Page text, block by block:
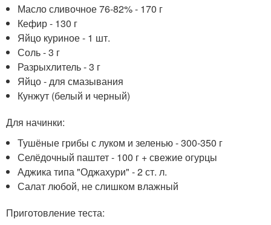
Масло сливочное 76-82% - 170 г
Кефир - 130 г
Яйцо куриное - 1 шт.
Соль - 3 г
Разрыхлитель - 3 г
Яйцо - для смазывания
Кунжут (белый и черный)
Для начинки:
Тушёные грибы с луком и зеленью - 300-350 г
Селёдочный паштет - 100 г + свежие огурцы
Аджика типа "Оджахури" - 2 ст. л.
Салат любой, не слишком влажный
Приготовление теста: